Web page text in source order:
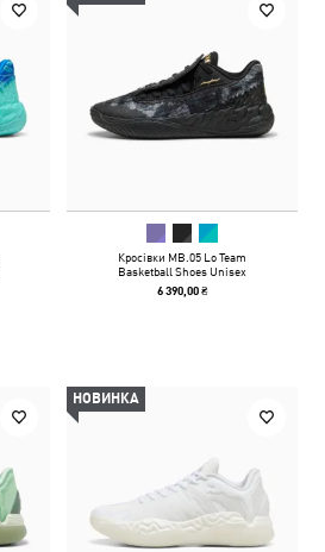
Кросівки MB.05 Lo Team
Basketball Shoes Unisex
6 390,00 ₴
НОВИНКА